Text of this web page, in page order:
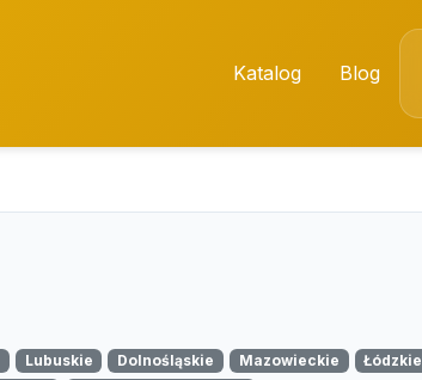
Katalog Blog
Lubuskie Dolnośląskie Mazowieckie Łódzkie